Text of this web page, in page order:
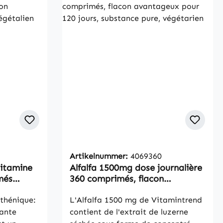
ptéroylmonoglutamique
par
de
L-
chez nous. Contenu : 120
comprimés Recommandation de
Artikelnummer:4069360
Alfalfa 1500mg dose journalière
360 comprimés, flacon
substance pure, végétarien
L'Alfalfa 1500 mg de Vitamintrend
contient de l'extrait de luzerne